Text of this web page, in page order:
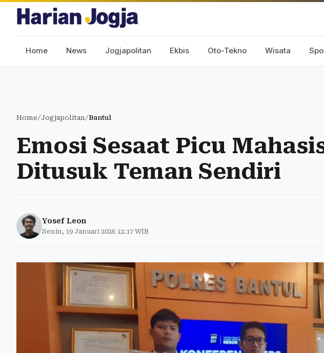
Home News Jogjapolitan Ekbis Oto-Tekno Wisata
Home/Jogjapolitan/Bantul
Emosi Sesaat Picu
Ditusuk Teman Sendiri
Yosef Leon
Senin, 19 Januari 2026 12:17 WIB